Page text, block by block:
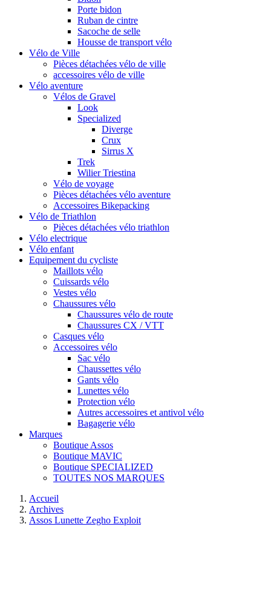
Porte bidon
Ruban de cintre
Sacoche de selle
Housse de transport vélo
Vélo de Ville
Pièces détachées vélo de ville
accessoires vélo de ville
Vélo aventure
Vélos de Gravel
Look
Specialized
Diverge
Crux
Sirrus X
Trek
Wilier Triestina
Vélo de voyage
Pièces détachées vélo aventure
Accessoires Bikepacking
Vélo de Triathlon
Pièces détachées vélo triathlon
Vélo electrique
Vélo enfant
Equipement du cycliste
Maillots vélo
Cuissards vélo
Vestes vélo
Chaussures vélo
Chaussures vélo de route
Chaussures CX / VTT
Casques vélo
Accessoires vélo
Sac vélo
Chaussettes vélo
Gants vélo
Lunettes vélo
Protection vélo
Autres accessoires et antivol vélo
Bagagerie vélo
Marques
Boutique Assos
Boutique MAVIC
Boutique SPECIALIZED
TOUTES NOS MARQUES
Accueil
Archives
Assos Lunette Zegho Exploit